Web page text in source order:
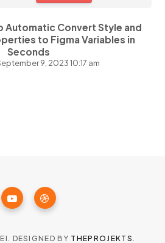
Automatic Convert Style and
to Figma Variables in
Seconds
9, 2023 10:17 am
DESIGNED BY THEPROJEKTS.